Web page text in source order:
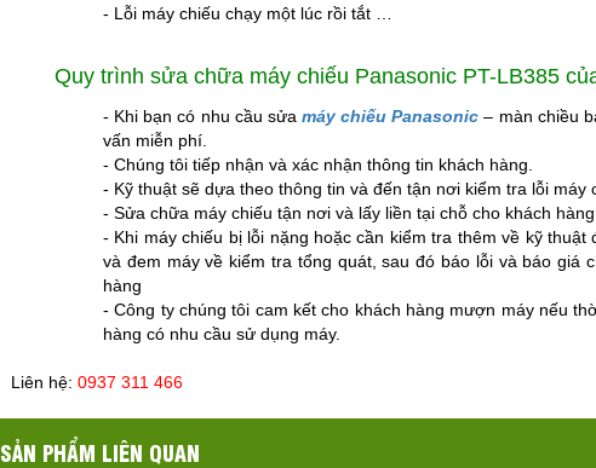
- Lỗi máy chiếu chạy một lúc rồi tắt …
Quy trình sửa chữa máy chiếu Panasonic PT-LB385
- Khi bạn có nhu cầu sửamáy chiếu Panasonic – màn chiều
vấn miễn phí.
- Chúng tôi tiếp nhận và xác nhận thông tin khách hàng.
- Kỹ thuật sẽ dựa theo thông tin và đến tận nơi kiểm tra lỗi máy
- Sửa chữa máy chiếu tận nơi và lấy liền tại chỗ cho khách
- Khi máy chiếu bị lỗi nặng hoặc cần kiểm tra thêm về kỹ
và đem máy về kiểm tra tổng quát, sau đó báo lỗi và báo giá
hàng
- Công ty chúng tôi cam kết cho khách hàng mượn máy nếu
hàng có nhu cầu sử dụng máy.
Liên hệ: 0937 311 466
SẢN PHẨM LIÊN QUAN